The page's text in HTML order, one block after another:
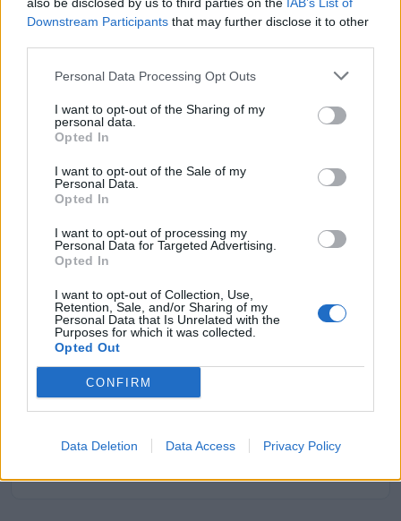
Downstream Participants that may further disclose it to other
Personal Data Processing Opt Outs
I want to opt-out of the Sharing of my
personal data.
Opted In
I want to opt-out of the Sale of my
Personal Data.
Opted In
I want to opt-out of processing my
Personal Data for Targeted Advertising.
Opted In
I want to opt-out of Collection, Use,
Retention, Sale, and/or Sharing of my
Personal Data that Is Unrelated with the
Purposes for which it was collected.
Opted Out
CONFIRM
Data Deletion Data Access Privacy Policy
agenzia delle entrate
2.435 euro
2021-11-30
seguito della crisi economica causata dall'epidemia di
COVID-19 [con mo
agenzia delle entrate
7.535 euro
Fonte:Registro Nazionale Aiuti di Stato (RNA)
Confronto di settore
Il fatturato di Dv Costruzioni Meccaniche S.r.l.
1.567.692 euro) èsuperiore allamediana delle aziende
dello stesso settore in provincia di AL (
calcolata su 180 imprese.
Elaborazione sui bilanci depositati (Registro Imprese). Mediana per
divisione ATECO e provincia.